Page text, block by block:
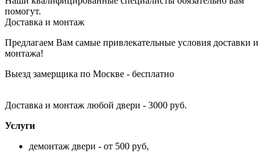
помогут.
Доставка и монтаж
Предлагаем Вам самые привлекательные условия доставки и
монтажа!
Выезд замерщика по Москве - бесплатно
Доставка и монтаж любой двери - 3000 руб.
Услуги
демонтаж двери - от 500 руб,